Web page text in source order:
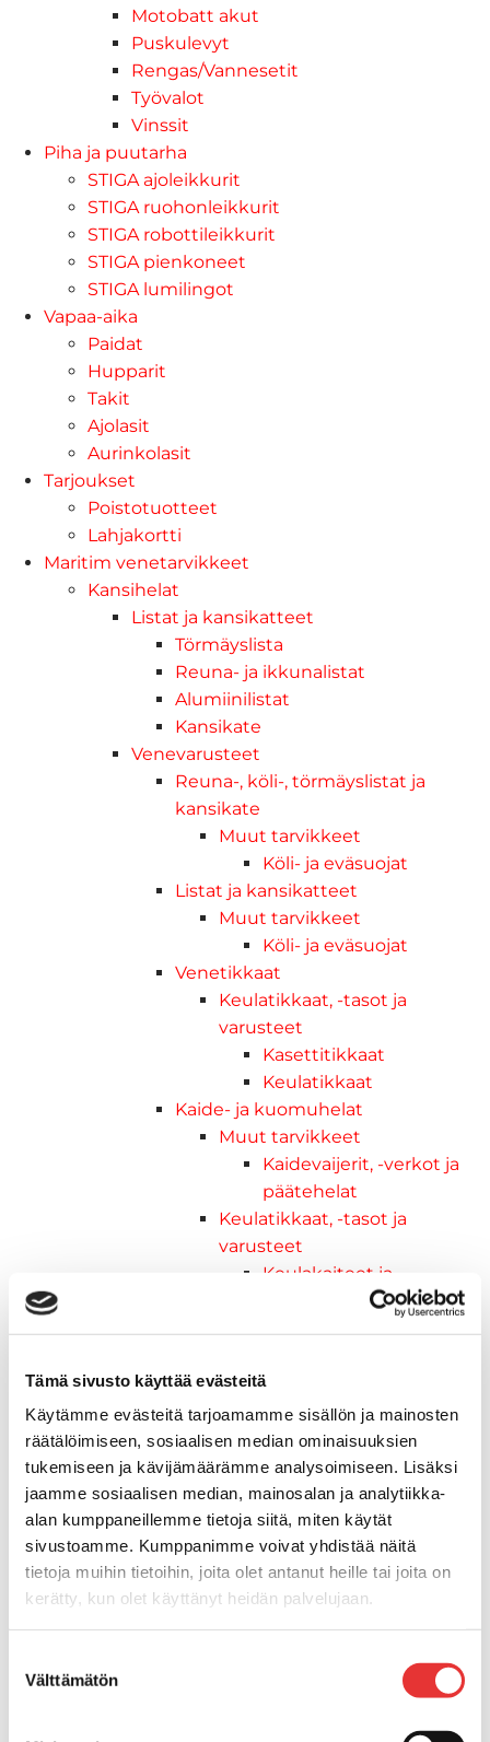
Tämä sivusto käyttää evästeitä
Käytämme evästeitä tarjoamamme sisällön ja mainosten
räätälöimiseen, sosiaalisen median ominaisuuksien
tukemiseen ja kävijämäärämme analysoimiseen. Lisäksi
jaamme sosiaalisen median, mainosalan ja analytiikka-
alan kumppaneillemme tietoja siitä, miten käytät
sivustoamme. Kumppanimme voivat yhdistää näitä
tietoja muihin tietoihin, joita olet antanut heille tai joita on
kerätty, kun olet käyttänyt heidän palvelujaan.
valinta
Välttämätön
Motobatt akut
Puskulevyt
Rengas/Vannesetit
Työvalot
Vinssit
Piha ja puutarha
STIGA ajoleikkurit
STIGA ruohonleikkurit
STIGA robottileikkurit
STIGA pienkoneet
STIGA lumilingot
Vapaa-aika
Paidat
Hupparit
Takit
Ajolasit
Aurinkolasit
Tarjoukset
Poistotuotteet
Lahjakortti
Maritim venetarvikkeet
Kansihelat
Listat ja kansikatteet
Törmäyslista
Reuna- ja ikkunalistat
Alumiinilistat
Kansikate
Venevarusteet
Reuna-, köli-, törmäyslistat ja
kansikate
Muut tarvikkeet
Köli- ja eväsuojat
Listat ja kansikatteet
Muut tarvikkeet
Köli- ja eväsuojat
Venetikkaat
Keulatikkaat, -tasot ja
varusteet
Kasettitikkaat
Keulatikkaat
Kaide- ja kuomuhelat
Muut tarvikkeet
Kaidevaijerit, -verkot ja
päätehelat
Keulatikkaat, -tasot ja
varusteet
Keulakaiteet ja
kaidepylväät
rullaverhot
Kansiluukut
Hyttysverkot
Verhot
Venetikkaat
Uimatikkaat
Kasettitikkaat
Keulatikkaat
Köysitikkaat
Kiinnikkeet ja tukijalat